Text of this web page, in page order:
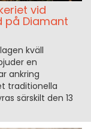
vid
på Diamant
kväll
en
ankring
traditionella
särskilt den 13